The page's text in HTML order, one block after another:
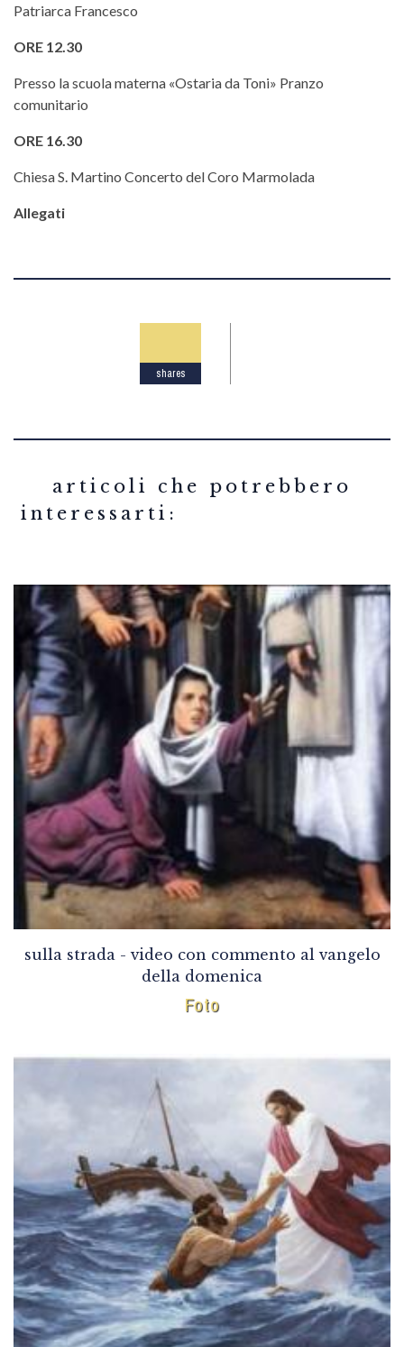
Patriarca Francesco
ORE 12.30
Presso la scuola materna «Ostaria da Toni» Pranzo
comunitario
ORE 16.30
Chiesa S. Martino Concerto del Coro Marmolada
Allegati
shares
sulla strada - video con commento al vangelo
della domenica
Foto